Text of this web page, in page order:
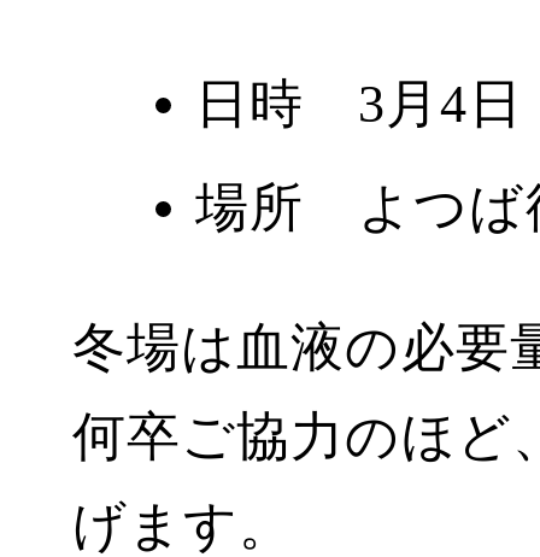
日時 3月4日
場所 よつば
冬場は血液の必要
何卒ご協力のほど
げます。